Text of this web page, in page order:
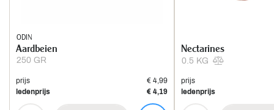
ODIN
250 GR
Aardbeien
prijs
€ 4,99
ledenprijs
€ 4,19
0.5 KG
Nectarines
prijs
ledenprijs